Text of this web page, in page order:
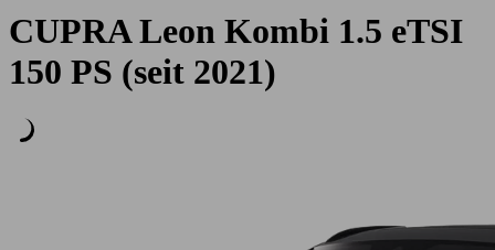
CUPRA Leon Kombi 1.5 eTSI
150 PS (seit 2021)